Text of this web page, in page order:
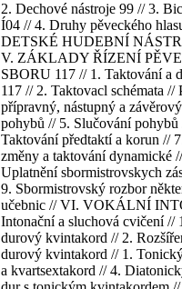
2. Dechové nástroje 99 // 3.
Í04 // 4. Druhy pěveckého
DETSKÉ HUDEBNÍ
V. ZÁKLADY ŘÍZENÍ
SBORU 117 // 1. Taktování a
117 // 2. Taktovacl schémata //
přípravný, nástupný a
pohybů // 5. Slučování pohybů
Taktování předtaktí a korun //
změny a taktování dynamické
Uplatnění sbormistrovskych
9. Sbormistrovský rozbor
učebnic // VI. VOKÁLNÍ
Intonační a sluchová cvičení //
durový kvintakord // 2.
durový kvintakord // 1.
a kvartsextakord // 4.